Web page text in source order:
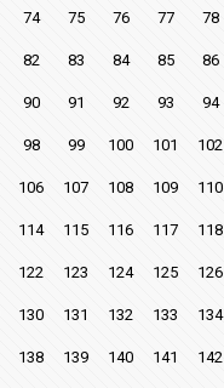
74 75 76 77 78
82 83 84 85 86
90 91 92 93 94
98 99 100 101 102
106 107 108 109 110
114 115 116 117 118
122 123 124 125 126
130 131 132 133 134
138 139 140 141 142